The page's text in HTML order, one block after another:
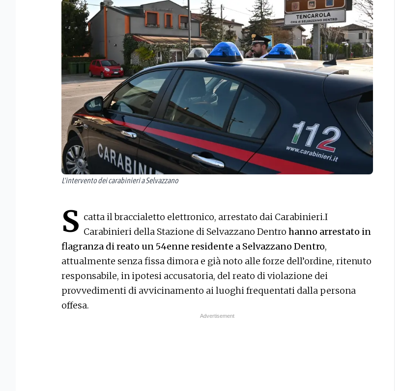
L'intervento dei carabinieri a Selvazzano
S catta il braccialetto elettronico, arrestato dai Carabinieri.I
Carabinieri della Stazione di Selvazzano Dentro hanno arrestato in
flagranza di reato un 54enne residente a Selvazzano Dentro,
attualmente senza fissa dimora e già noto alle forze dell’ordine, ritenuto
responsabile, in ipotesi accusatoria, del reato di violazione dei
provvedimenti di avvicinamento ai luoghi frequentati dalla persona
offesa.